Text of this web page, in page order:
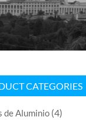
CATEGORIES
de Aluminio (4)